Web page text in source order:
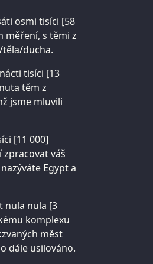
osmi tisíci [58
měření, s těmi z
ducha.
tisíci [13
těm z
jsme mluvili
[11 000]
zpracovat váš
Egypt a
nula nula [3
komplexu
měst
dále usilováno.